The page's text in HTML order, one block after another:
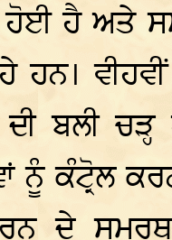
ਹੋਈ ਹੈ ਅਤੇ
ਬਲੀ
ਨੂੰ ਕੰਟ੍ਰੋਲ